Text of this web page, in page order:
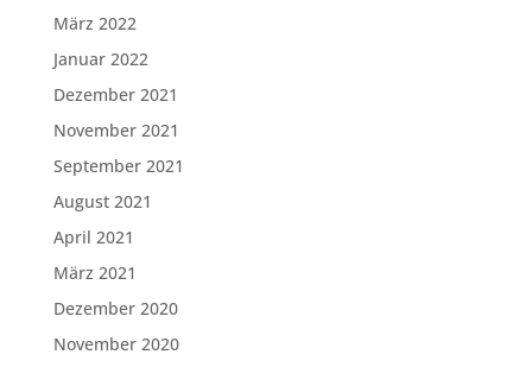
März 2022
Januar 2022
Dezember 2021
November 2021
September 2021
August 2021
April 2021
März 2021
Dezember 2020
November 2020